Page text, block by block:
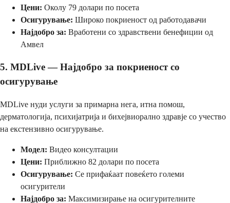
Цени: Околу 79 долари по посета
Осигурување: Широко покриеност од работодавачи
Најдобро за: Вработени со здравствени бенефиции од
Амвел
5. MDLive — Најдобро за покриеност со
осигурување
MDLive нуди услуги за примарна нега, итна помош,
дерматологија, психијатрија и бихејвиорално здравје со учество
на екстензивно осигурување.
Модел: Видео консултации
Цени: Приближно 82 долари по посета
Осигурување: Се прифаќаат повеќето големи
осигурители
Најдобро за: Максимизирање на осигурителните